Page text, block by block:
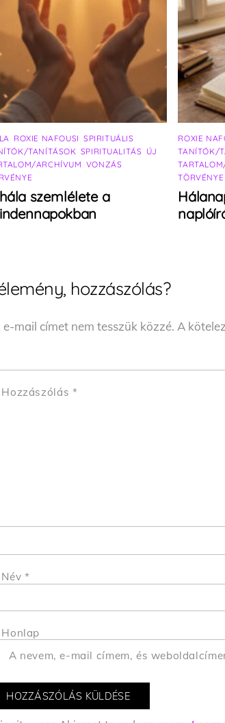
ROXIE NAFOUSI SPIRITUÁLIS
TANÍTÁSOK SPIRITUALITÁS ÚJ
ARCHÍVUM VONZÁS
szemlélete a
ROXIE
TANÍTÓK/
TÖRVÉNYE
hozzászólás?
e-mail címet nem tesszük közzé. A
Hozzászólás *
Név *
Honlap
A nevem, e-mail címem, és